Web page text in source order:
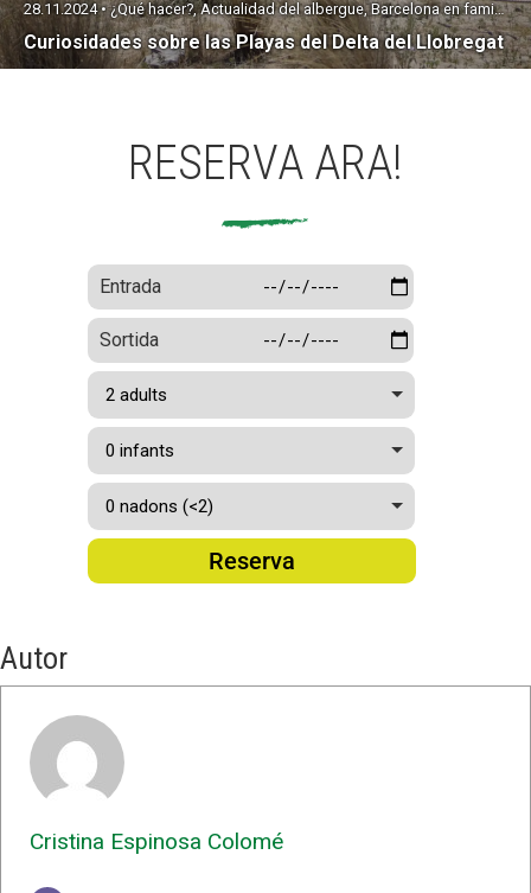
Curiosidades sobre las Playas del Delta del Llobregat
28.11.2024 • ¿Qué hacer?, Actualidad del albergue, Barcelona en familia
RESERVA ARA!
Entrada
Sortida
Reserva
Autor
Cristina Espinosa Colomé